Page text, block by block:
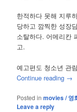
한적하다 못해 지루
당하고 깜찍한 성장
소탈하다. 어메리칸
고.
예고편도 청소년 관
Continue reading →
Posted in movies / 영
Leave a reply